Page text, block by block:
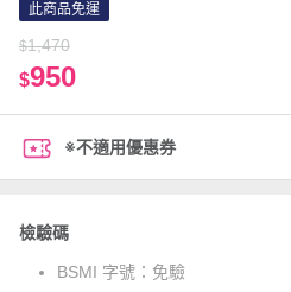
此商品免運
$1,470
$950
※不適用優惠券
檢驗碼
BSMI 字號： 免驗